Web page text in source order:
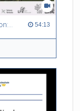
Between tradition and transformation: how owners, advisers and institutions co-create knowledge for resilient forests in Europe 54:13